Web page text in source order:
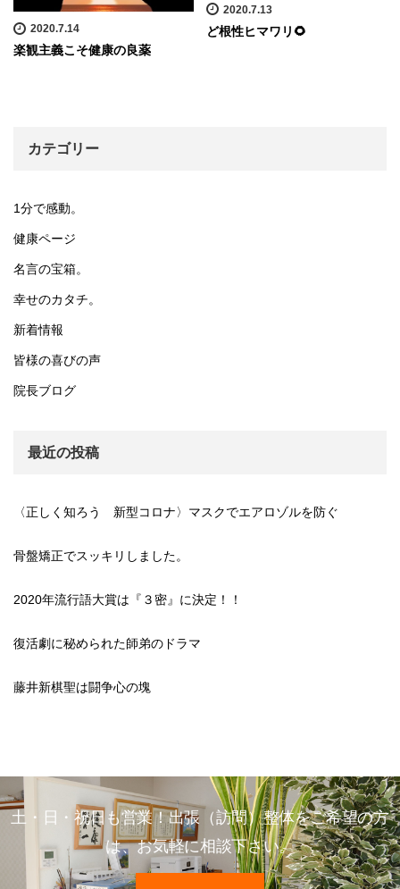
2020.7.14
楽観主義こそ健康の良薬
2020.7.13
ど根性ヒマワリ🌻
カテゴリー
1分で感動。
健康ページ
名言の宝箱。
幸せのカタチ。
新着情報
皆様の喜びの声
院長ブログ
最近の投稿
〈正しく知ろう 新型コロナ〉マスクでエアロゾルを防ぐ
骨盤矯正でスッキリしました。
2020年流行語大賞は『３密』に決定！！
復活劇に秘められた師弟のドラマ
藤井新棋聖は闘争心の塊
土・日・祝日も営業！出張（訪問）整体をご希望の方
は、お気軽に相談下さい。